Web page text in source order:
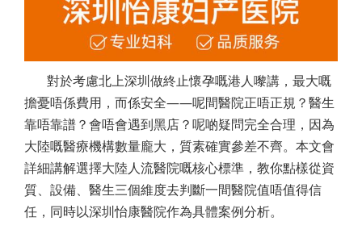
對於考慮北上深圳做終止懷孕嘅港人嚟講，最大嘅
擔憂唔係費用，而係安全——呢間醫院正唔正規？醫生
靠唔靠譜？會唔會遇到黑店？呢啲疑問完全合理，因為
大陸嘅醫療機構數量龐大，質素確實參差不齊。本文會
詳細講解選擇大陸人流醫院嘅核心標準，教你點樣從資
質、設備、醫生三個維度去判斷一間醫院值唔值得信
任，同時以深圳怡康醫院作為具體案例分析。